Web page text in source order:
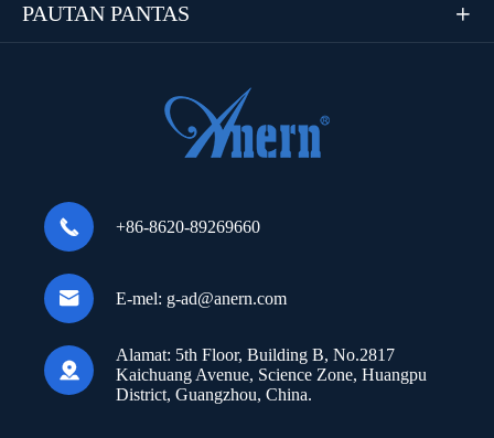
PAUTAN PANTAS 
 +86-8620-89269660
 E-mel: g-ad@anern.com

Alamat: 5th Floor, Building B, No.2817
Kaichuang Avenue, Science Zone, Huangpu
District, Guangzhou, China.